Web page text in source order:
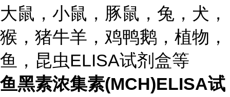
大鼠，小鼠，豚鼠，兔，犬，
猴，猪牛羊，鸡鸭鹅，植物，
鱼，昆虫ELISA试剂盒等
鱼黑素浓集素(MCH)ELISA试